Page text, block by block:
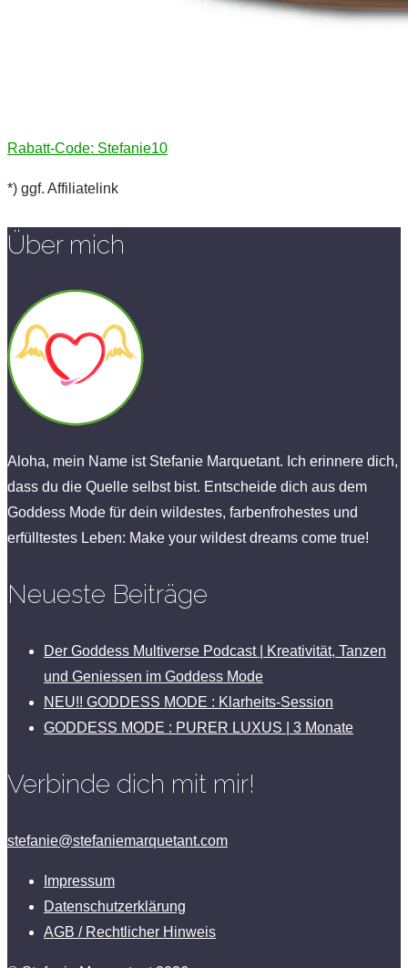
Rabatt-Code: Stefanie10
*) ggf. Affiliatelink
Über mich
Aloha, mein Name ist Stefanie Marquetant. Ich erinnere dich,
dass du die Quelle selbst bist. Entscheide dich aus dem
Goddess Mode für dein wildestes, farbenfrohestes und
erfülltestes Leben: Make your wildest dreams come true!
Neueste Beiträge
Der Goddess Multiverse Podcast | Kreativität, Tanzen
und Geniessen im Goddess Mode
NEU!! GODDESS MODE : Klarheits-Session
GODDESS MODE : PURER LUXUS | 3 Monate
Verbinde dich mit mir!
stefanie@stefaniemarquetant.com
Impressum
Datenschutzerklärung
AGB / Rechtlicher Hinweis